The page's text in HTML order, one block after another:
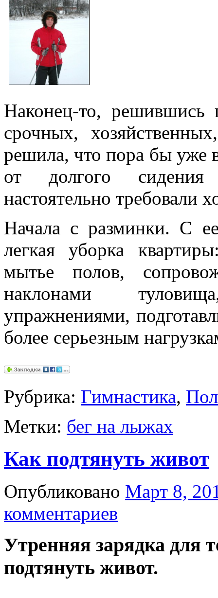
Наконец-то, решившись
срочных,
решила, что пора бы уже
от долгого
настоятельно требовали
Начала с разминки. С
легкая уборка
мытье полов,
наклонами
упражнениями,
более серьезным
Рубрика: Гимнастика,
Метки: бег на лыжах
Как подтянуть живот
Опубликовано Март 8,
комментариев
Утренняя зарядка для
подтянуть живот.